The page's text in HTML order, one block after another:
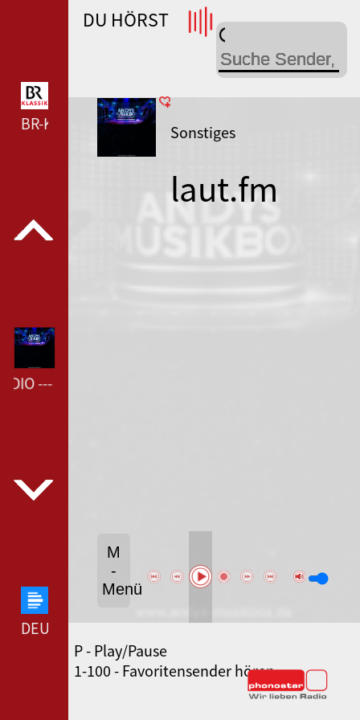
--- LAUT.FM ANDY-RADIO ---
DEUTSCHLANDFUNK --- DEUTSCHLANDFUNK ---
80ER 90ER OLDIE ANTENNE --- 80ER 90ER
WDR 4 --- WDR 4 ---
BR-KLASSIK --- BR-KLASSIK ---
DU HÖRST
Sonstiges
laut.fm
andy-radio
M
-
Menü
P - Play/Pause
1-100 - Favoritensender hören